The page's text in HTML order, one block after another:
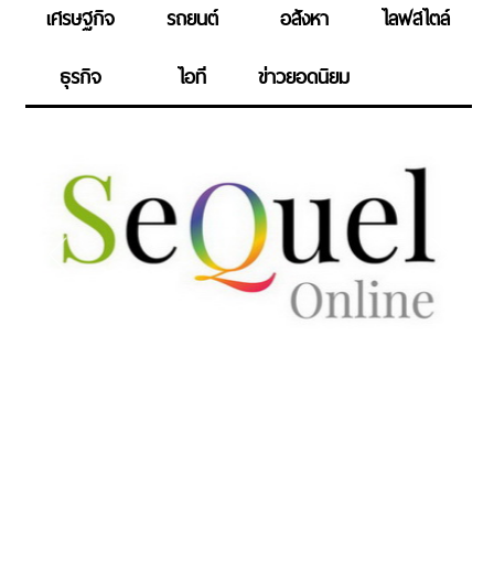
เศรษฐกิจ
รถยนต์ อสังหา
ไลฟสไตล์
ธุรกิจ
ไอที ข่าวยอดนิยม